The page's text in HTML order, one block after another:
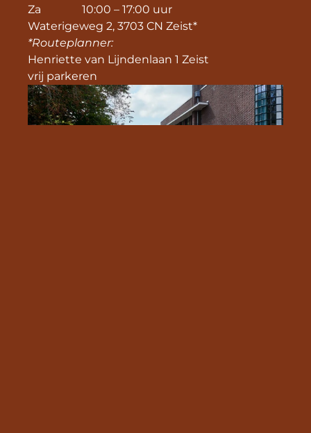
Za
10:00 – 17:00 uur
Waterigeweg 2, 3703 CN Zeist*
*Routeplanner:
Henriette van Lijndenlaan 1 Zeist
vrij parkeren